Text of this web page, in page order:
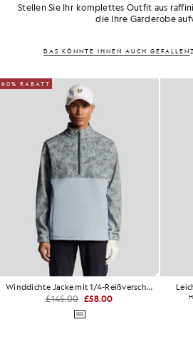
Stellen Sie Ihr komplettes Outfit aus
die Ihre Garderobe
DAS KÖNNTE IHNEN AUCH GEFALLEN
60% RABATT
Winddichte Jacke mit 1/4-Reißverschluss
£145.00 £58.00